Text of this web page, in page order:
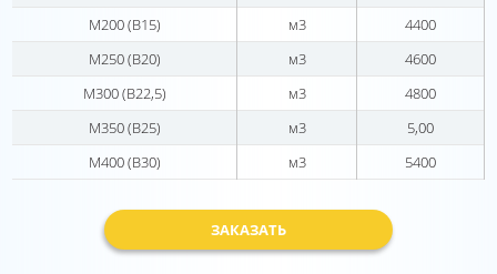
М200 (В15)
м3
4400
М250 (В20)
м3
4600
М300 (В22,5)
м3
4800
М350 (В25)
м3
5,00
М400 (В30)
м3 5400
ЗАКАЗАТЬ